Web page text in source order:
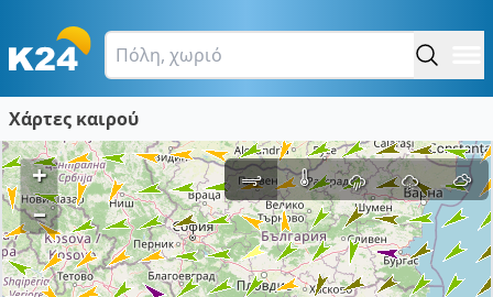
Χάρτες καιρού
+
–